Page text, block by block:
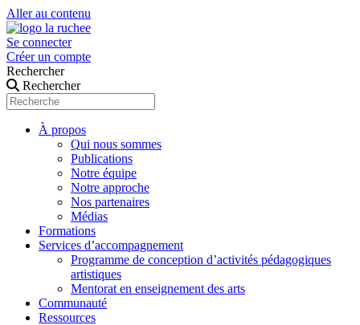
Aller au contenu
Se connecter
Créer un compte
Rechercher
Rechercher
À propos
Qui nous sommes
Publications
Notre équipe
Notre approche
Nos partenaires
Médias
Formations
Services d’accompagnement
Programme de conception d’activités pédagogiques
artistiques
Mentorat en enseignement des arts
Communauté
Ressources